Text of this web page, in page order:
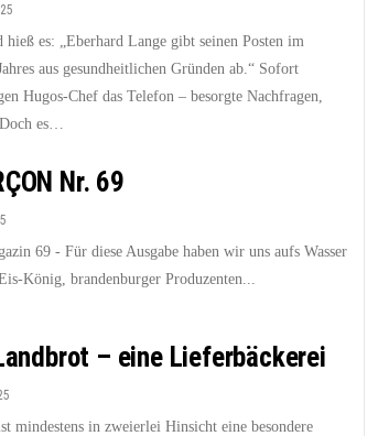
hieß es: „Eberhard Lange gibt seinen Posten im
aus gesundheitlichen Gründen ab.“ Sofort
Hugos-Chef das Telefon – besorgte Nachfragen,
es…
Nr. 69
69 - Für diese Ausgabe haben wir uns aufs Wasser
König, brandenburger Produzenten...
– eine Lieferbäckerei
mindestens in zweierlei Hinsicht eine besondere